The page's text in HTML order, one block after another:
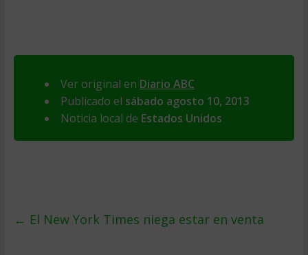
Ver original en Diario ABC
Publicado el sábado agosto 10, 2013
Noticia local de Estados Unidos
← El New York Times niega estar en venta